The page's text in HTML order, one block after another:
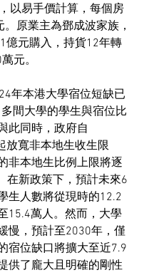
以易手價計算，每個房
原業主為鄧成波家族，
億元購入，持貨12年轉
元。
年本港大學宿位短缺已
間大學的學生與宿位比
此同時，政府自
放寬非本地生收生限
非本地生比例上限將逐
在新政策下，預計未來6
生人數將從現時的12.2
15.4萬人。然而，大學
慢，預計至2030年，僅
宿位缺口將擴大至近7.9
供了龐大且明確的剛性